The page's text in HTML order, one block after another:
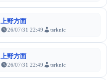
上野方面
26/07/31 22:49 tsrknic
上野方面
26/07/31 22:49 tsrknic